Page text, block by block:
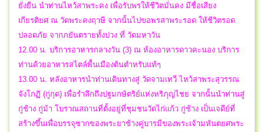
ยั่งยืน นำท่านไหว้สาพระคง เพื่อรับพรให้ชีวิตมั่นคง มีชื่อเสียง
เกียรติยศ ณ วัดพระคงฤาษี จากนั้นไปขอพรสาพระรอด ให้ชีวิตรอด
ปลอดภัย จากภยันตรายทั้งปวง ที่ วัดมหาวัน
12.00 น. บริการอาหารกลางวัน (3) ณ ห้องอาหารดาวคะนอง บริการ
ท่านด้วยอาหารสไตล์พื้นเมืองต้นตำหรับแท้ๆ
13.00 น. หลังอาหารนำท่านเดินทางสู่ วัดจามเทวี ไหว้สาพระสุวรรณ
จังโกฏิ (กู่กุด) เพื่อรำลึกถึงปฐมกษัตริย์แห่งหริภุญไชย จากนั้นนำท่านสู่
กู่ช้าง กู่ม้า โบราณสถานที่ตั้งอยู่ที่ชุมชนวัดไก่แก้ว กู่ช้าง เป็นเจดีย์ที่
สร้างขึ้นเพื่อบรรจุซากของพระยาช้างคู่บารมีของพระเจ้ามหันตยศพระ